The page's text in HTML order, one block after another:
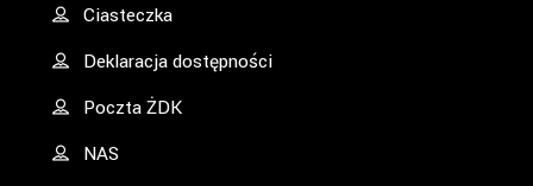
Ciasteczka
Deklaracja dostępności
Poczta ŻDK
NAS